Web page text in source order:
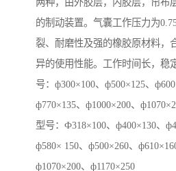
两种，由外胶层，内胶层，帘布
的制动装置。气囊工作压力为
裂、耐磨性及强的橡胶原材料，
异的使用性能。工作时间长，稳
号：ф300×100、ф500×125、
ф770×135、ф1000×200、
型号：Ф318×100、ф400×130、
ф580× 150、ф500×260、
ф1070×200、ф1170×250